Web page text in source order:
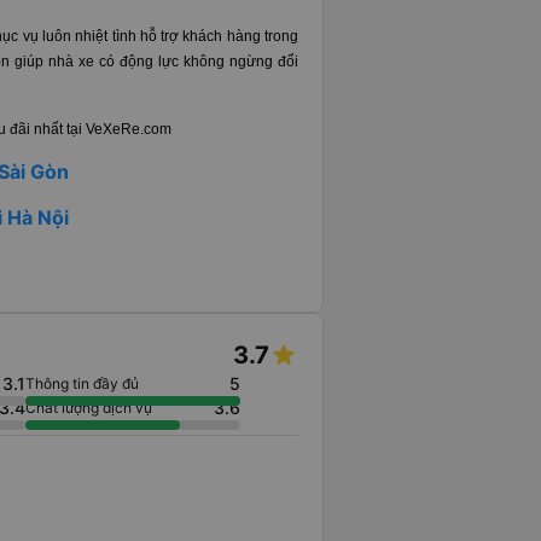
vụ luôn nhiệt tình hỗ trợ khách hàng trong
giúp nhà xe có động lực không ngừng đổi
đãi nhất tại VeXeRe.com
Gòn
Hà Nội
3.7
3.1Thông tin đầy đủ 5
3.4Chất lượng dịch vụ 3.6